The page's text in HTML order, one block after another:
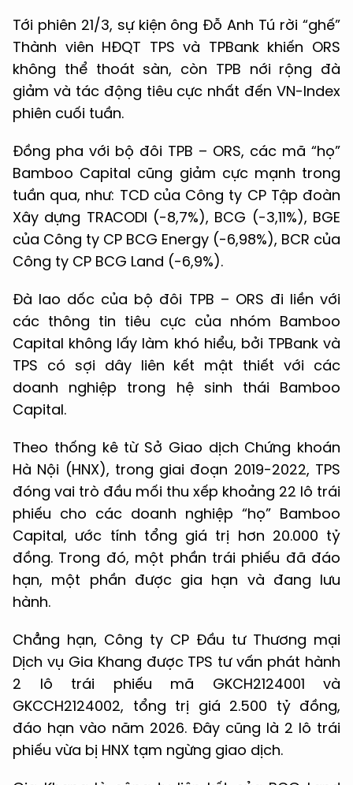
Tới phiên 21/3, sự kiện ông Đỗ Anh Tú rời “ghế”
Thành viên HĐQT TPS và TPBank khiến ORS
không thể thoát sàn, còn TPB nới rộng đà
giảm và tác động tiêu cực nhất đến VN-Index
phiên cuối tuần.
Đồng pha với bộ đôi TPB – ORS, các mã “họ”
Bamboo Capital cũng giảm cực mạnh trong
tuần qua, như: TCD của Công ty CP Tập đoàn
Xây dựng TRACODI (-8,7%), BCG (-3,11%), BGE
của Công ty CP BCG Energy (-6,98%), BCR của
Công ty CP BCG Land (-6,9%).
Đà lao dốc của bộ đôi TPB – ORS đi liền với
các thông tin tiêu cực của nhóm Bamboo
Capital không lấy làm khó hiểu, bởi TPBank và
TPS có sợi dây liên kết mật thiết với các
doanh nghiệp trong hệ sinh thái Bamboo
Capital.
Theo thống kê từ Sở Giao dịch Chứng khoán
Hà Nội (HNX), trong giai đoạn 2019-2022, TPS
đóng vai trò đầu mối thu xếp khoảng 22 lô trái
phiếu cho các doanh nghiệp “họ” Bamboo
Capital, ước tính tổng giá trị hơn 20.000 tỷ
đồng. Trong đó, một phần trái phiếu đã đáo
hạn, một phần được gia hạn và đang lưu
hành.
Chẳng hạn, Công ty CP Đầu tư Thương mại
Dịch vụ Gia Khang được TPS tư vấn phát hành
2 lô trái phiếu mã GKCH2124001 và
GKCCH2124002, tổng trị giá 2.500 tỷ đồng,
đáo hạn vào năm 2026. Đây cũng là 2 lô trái
phiếu vừa bị HNX tạm ngừng giao dịch.